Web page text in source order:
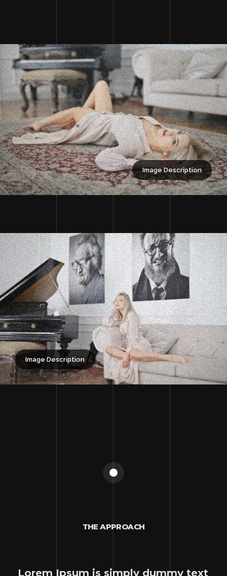
Image Description
Image Description
THE APPROACH
Lorem Ipsum is simply dummy text